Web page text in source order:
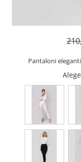
Pantaloni